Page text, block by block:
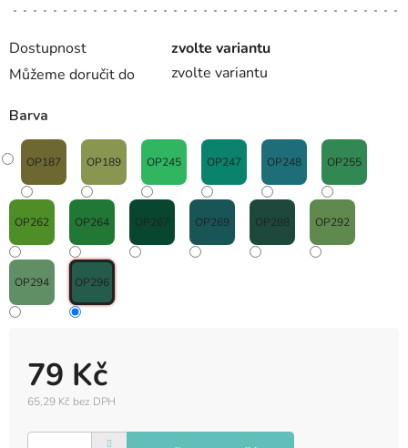
Dostupnost
zvolte variantu
Můžeme doručit do
zvolte variantu
79 Kč
65,29 Kč bez DPH
cena:
Barva
OP187 OP189 OP245 OP247 OP248 OP255
OP262 OP264 OP267 OP269 OP288 OP292
OP294 OP296